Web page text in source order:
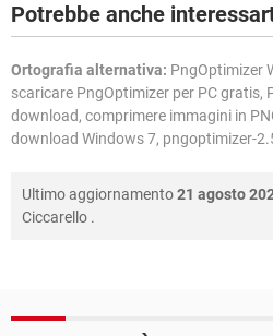
Potrebbe anche
Ortografia alternativa: PngOptimizer
scaricare PngOptimizer per PC gratis,
download, comprimere immagini in
download Windows 7, pngoptimizer-
Ultimo aggiornamento21 agosto
Ciccarello .